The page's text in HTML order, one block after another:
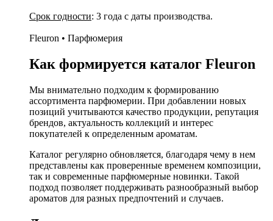
Срок годности: 3 года с даты производства.
Fleuron • Парфюмерия
Как формируется каталог Fleuron
Мы внимательно подходим к формированию
ассортимента парфюмерии. При добавлении новых
позиций учитываются качество продукции, репутация
брендов, актуальность коллекций и интерес
покупателей к определенным ароматам.
Каталог регулярно обновляется, благодаря чему в нем
представлены как проверенные временем композиции,
так и современные парфюмерные новинки. Такой
подход позволяет поддерживать разнообразный выбор
ароматов для разных предпочтений и случаев.